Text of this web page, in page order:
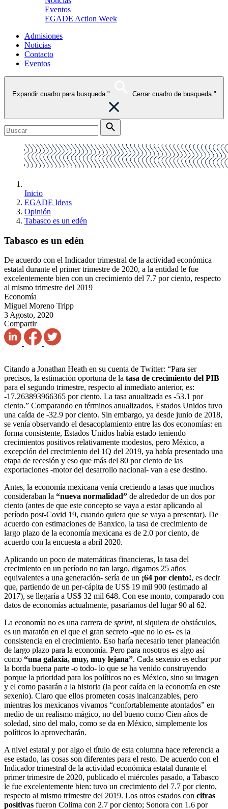
Eventos
EGADE Action Week
Admisiones
Noticias
Contacto
Eventos
Expandir cuadro para busqueda." Cerrar cuadro de busqueda."
Inicio
EGADE Ideas
Opinión
Tabasco es un edén
Tabasco es un edén
De acuerdo con el Indicador trimestral de la actividad económica
estatal durante el primer trimestre de 2020, a la entidad le fue
excelentemente bien con un crecimiento del 7.7 por ciento, respecto
al mismo trimestre del 2019
Economía
Miguel Moreno Tripp
3 Agosto, 2020
Compartir
Citando a Jonathan Heath en su cuenta de Twitter: “Para ser
precisos, la estimación oportuna de la tasa de crecimiento del PIB
para el segundo trimestre, respecto al inmediato anterior, es:
-17.263893966365 por ciento. La tasa anualizada es -53.1 por
ciento.” Comparando en términos anualizados, Estados Unidos tuvo
una caída de -32.9 por ciento. Sin embargo, ya desde junio de 2018,
se venía observando el desacoplamiento entre las dos economías: en
forma consistente, Estados Unidos había estado teniendo
crecimientos positivos relativamente modestos, pero México, a
excepción del crecimiento del 1Q del 2019, ya había presentado una
etapa de recesión y eso que más del 80 por ciento de las
exportaciones -motor del desarrollo nacional- van a ese destino.
Antes, la economía mexicana venía creciendo a tasas que muchos
consideraban la “nueva normalidad” de alrededor de un dos por
ciento (antes de que este concepto se vaya a estar aplicando al
período post-Covid 19, cuando quiera que se vaya a presentar). De
acuerdo con estimaciones de Banxico, la tasa de crecimiento de
largo plazo de la economía mexicana es de 2.0 por ciento, de
acuerdo con la encuesta a abril 2020.
Aplicando un poco de matemáticas financieras, la tasa del
crecimiento en un período no tan largo, digamos 25 años
equivalentes a una generación- sería de un ¡64 por ciento!, es decir
que, partiendo de un per-cápita de US$ 19 mil 900 (estimado al
2017), se llegaría a US$ 32 mil 648. Con ese monto, comparado con
datos de economías actualmente, pasaríamos del lugar 90 al 62.
La economía no es una carrera de sprint, ni siquiera de obstáculos,
es un maratón en el que el gran secreto -que no lo es- es la
consistencia en el crecimiento. Eso haría necesario tener planeación
de largo plazo para la economía. Pero para nosotros es algo así
como “una galaxia, muy, muy lejana”. Cada sexenio es echar por
la borda buena parte -o todo- lo que se ha venido construyendo
porque la prioridad para los políticos no es México, sino su imagen
y el como pasarán a la historia (la peor caída en la economía en este
sexenio). Claro que ellos prometen cosas inalcanzables, pero
mientras los mexicanos vivamos “confortablemente atontados” en
medio de un realismo mágico, no del bueno como Cien años de
soledad, sino del malo, como se da en México, simplemente los
políticos lo aprovecharán.
A nivel estatal y por algo el título de esta columna hace referencia a
ese estado, las cosas son diferentes para el resto. De acuerdo con el
Indicador trimestral de la actividad económica estatal durante el
primer trimestre de 2020, publicado el miércoles pasado, a Tabasco
le fue excelentemente bien: tuvo un crecimiento del 7.7 por ciento,
respecto al mismo trimestre del 2019. Los otros estados con cifras
positivas fueron Colima con 2.7 por ciento; Sonora con 1.6 por